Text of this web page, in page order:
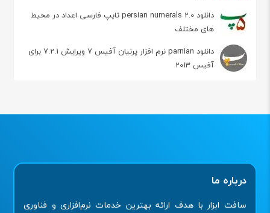
دانلود persian numerals 2.0 تایپ فارسی اعداد در محیط
های مختلف
دانلود parnian نرم افزار پرنیان آفیس 7 ویرایش 7.2.1 برای
آفیس 2013
درباره ما
سافت ابزار با هدف ارائه بهترین خدمات نرم‌افزاری و فناوری